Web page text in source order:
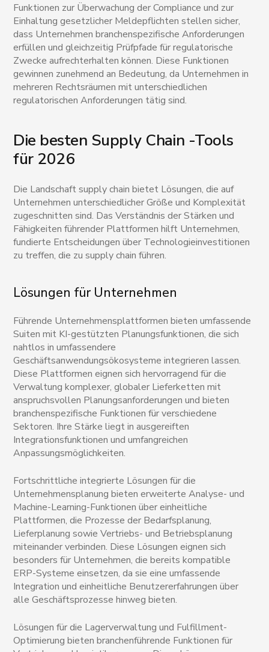
Funktionen zur Überwachung der Compliance und zur
Einhaltung gesetzlicher Meldepflichten stellen sicher,
dass Unternehmen branchenspezifische Anforderungen
erfüllen und gleichzeitig Prüfpfade für regulatorische
Zwecke aufrechterhalten können. Diese Funktionen
gewinnen zunehmend an Bedeutung, da Unternehmen in
mehreren Rechtsräumen mit unterschiedlichen
regulatorischen Anforderungen tätig sind.
Die besten Supply Chain -Tools
für 2026
Die Landschaft supply chain bietet Lösungen, die auf
Unternehmen unterschiedlicher Größe und Komplexität
zugeschnitten sind. Das Verständnis der Stärken und
Fähigkeiten führender Plattformen hilft Unternehmen,
fundierte Entscheidungen über Technologieinvestitionen
zu treffen, die zu supply chain führen.
Lösungen für Unternehmen
Führende Unternehmensplattformen bieten umfassende
Suiten mit KI-gestützten Planungsfunktionen, die sich
nahtlos in umfassendere
Geschäftsanwendungsökosysteme integrieren lassen.
Diese Plattformen eignen sich hervorragend für die
Verwaltung komplexer, globaler Lieferketten mit
anspruchsvollen Planungsanforderungen und bieten
branchenspezifische Funktionen für verschiedene
Sektoren. Ihre Stärke liegt in ausgereiften
Integrationsfunktionen und umfangreichen
Anpassungsmöglichkeiten.
Fortschrittliche integrierte Lösungen für die
Unternehmensplanung bieten erweiterte Analyse- und
Machine-Learning-Funktionen über einheitliche
Plattformen, die Prozesse der Bedarfsplanung,
Lieferplanung sowie Vertriebs- und Betriebsplanung
miteinander verbinden. Diese Lösungen eignen sich
besonders für Unternehmen, die bereits kompatible
ERP-Systeme einsetzen, da sie eine umfassende
Integration und einheitliche Benutzererfahrungen über
alle Geschäftsprozesse hinweg bieten.
Lösungen für die Lagerverwaltung und Fulfillment-
Optimierung bieten branchenführende Funktionen für